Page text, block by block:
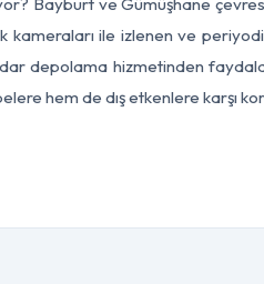
ile izlenen ve
depolama hizmetinden
hem de dış etkenlere karşı